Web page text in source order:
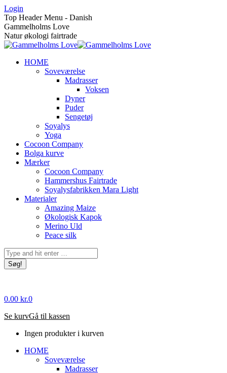
Skip
to
content
Login
Top Header Menu - Danish
Gammelholms Love
Natur økologi fairtrade
HOME
Soveværelse
Madrasser
Voksen
Dyner
Puder
Sengetøj
Soyalys
Yoga
Cocoon Company
Bolga kurve
Mærker
Cocoon Company
Hammershus Fairtrade
Soyalysfabrikken Mara Light
Materialer
Amazing Maize
Økologisk Kapok
Merino Uld
Peace silk
Søg:
0.00 kr.0
Se kurvGå til kassen
Ingen produkter i kurven
HOME
Soveværelse
Madrasser